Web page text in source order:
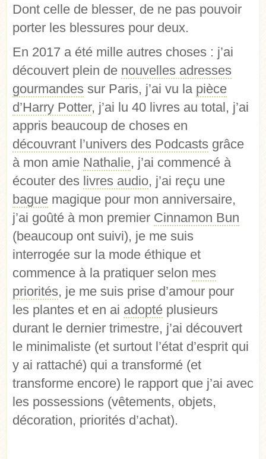
Dont celle de blesser, de ne pas pouvoir
porter les blessures pour deux.
En 2017 a été mille autres choses : j’ai
découvert plein de nouvelles adresses
gourmandes sur Paris, j’ai vu la pièce
d’Harry Potter, j’ai lu 40 livres au total, j’ai
appris beaucoup de choses en
découvrant l’univers des Podcasts grâce
à mon amie Nathalie, j’ai commencé à
écouter des livres audio, j’ai reçu une
bague magique pour mon anniversaire,
j’ai goûté à mon premier Cinnamon Bun
(beaucoup ont suivi), je me suis
interrogée sur la mode éthique et
commence à la pratiquer selon mes
priorités, je me suis prise d’amour pour
les plantes et en ai adopté plusieurs
durant le dernier trimestre, j’ai découvert
le minimaliste (et surtout l’état d’esprit qui
y ai rattaché) qui a transformé (et
transforme encore) le rapport que j’ai avec
les possessions (vêtements, objets,
décoration, priorités d’achat).